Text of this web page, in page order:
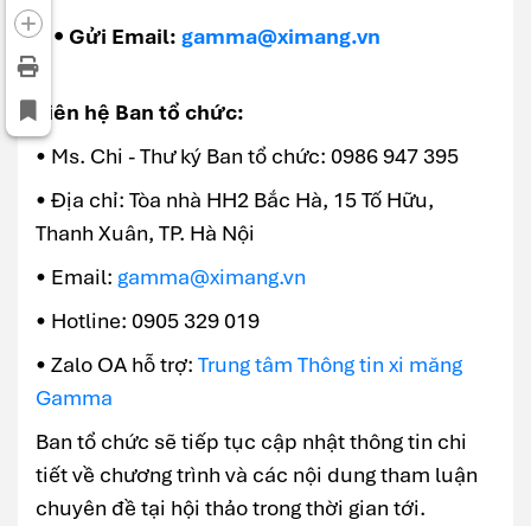
• Gửi Email: gamma@ximang.vn
Liên hệ Ban tổ chức:
• Ms. Chi - Thư ký Ban tổ chức: 0986 947 395
• Địa chỉ: Tòa nhà HH2 Bắc Hà, 15 Tố Hữu,
Thanh Xuân, TP. Hà Nội
• Email: gamma@ximang.vn
• Hotline: 0905 329 019
• Zalo OA hỗ trợ: Trung tâm Thông tin xi măng
Gamma
Ban tổ chức sẽ tiếp tục cập nhật thông tin chi
tiết về chương trình và các nội dung tham luận
chuyên đề tại hội thảo trong thời gian tới.